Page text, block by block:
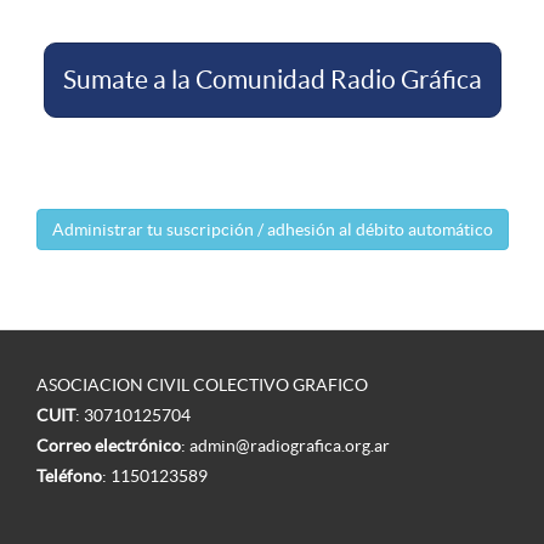
Sumate a la Comunidad Radio Gráfica
Administrar tu suscripción / adhesión al débito automático
ASOCIACION CIVIL COLECTIVO GRAFICO
CUIT: 30710125704
Correo electrónico: admin@radiografica.org.ar
Teléfono: 1150123589